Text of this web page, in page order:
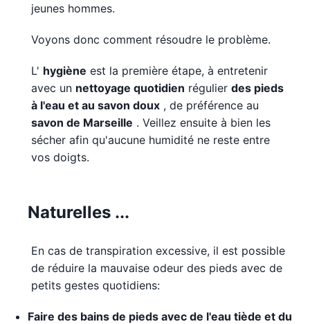
jeunes hommes.
Voyons donc comment résoudre le problème.
L' hygiène est la première étape, à entretenir
avec un nettoyage quotidien régulier des pieds
à l'eau et au savon doux , de préférence au
savon de Marseille . Veillez ensuite à bien les
sécher afin qu'aucune humidité ne reste entre
vos doigts.
Naturelles ...
En cas de transpiration excessive, il est possible
de réduire la mauvaise odeur des pieds avec de
petits gestes quotidiens:
Faire des bains de pieds avec de l'eau tiède et du